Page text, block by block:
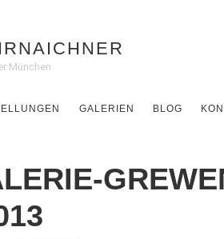
München
GALERIEN BLOG